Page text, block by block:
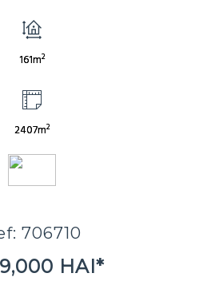
161m2
2407m2
706710
HAI*